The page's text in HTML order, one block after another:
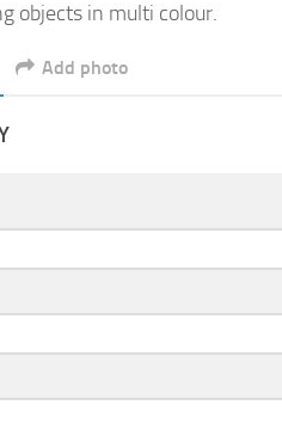
objects in multi colour.
Add photo